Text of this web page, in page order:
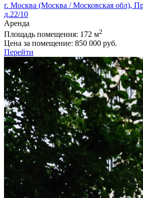
г. Москва (Москва / Московская обл),
д.22/10
Аренда
Площадь помещения: 172 м2
Цена за помещение: 850 000 руб.
Перейти